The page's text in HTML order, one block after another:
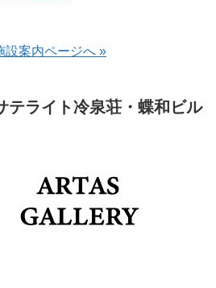
設案内ページへ »
テライト冷泉荘・蝶和ビル